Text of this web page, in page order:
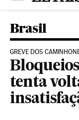
Brasil
GREVE DOS
tenta